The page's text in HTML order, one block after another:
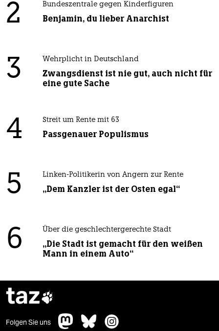
2 Bundeszentrale gegen Kinderfiguren
Benjamin, du lieber Anarchist
3 Wehrplicht in Deutschland
Zwangsdienst ist nie gut, auch nicht für
eine gute Sache
4 Streit um Rente mit 63
Passgenauer Populismus
5 Linken-Politikerin von Angern zur Rente
„Dem Kanzler ist der Osten egal“
6 Über die geschlechtergerechte Stadt
„Die Stadt ist gemacht für den weißen
Mann in einem Auto“
taz
Folgen Sie uns